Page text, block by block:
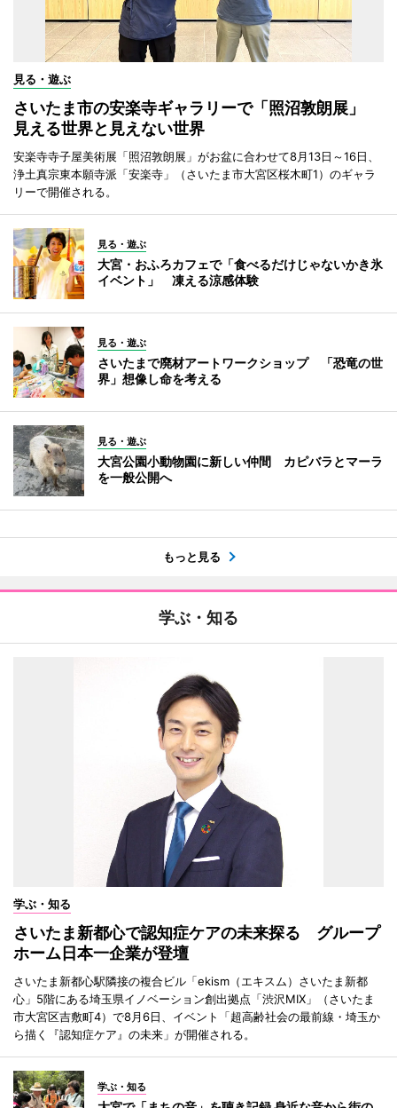
見る・遊ぶ
さいたま市の安楽寺ギャラリーで「照沼敦朗展」
見える世界と見えない世界
安楽寺寺子屋美術展「照沼敦朗展」がお盆に合わせて8月13日～16日、
浄土真宗東本願寺派「安楽寺」（さいたま市大宮区桜木町1）のギャラ
リーで開催される。
見る・遊ぶ
大宮・おふろカフェで「食べるだけじゃないかき氷
イベント」 凍える涼感体験
見る・遊ぶ
さいたまで廃材アートワークショップ 「恐竜の世
界」想像し命を考える
見る・遊ぶ
大宮公園小動物園に新しい仲間 カピバラとマーラ
を一般公開へ
もっと見る
学ぶ・知る
学ぶ・知る
さいたま新都心で認知症ケアの未来探る グループ
ホーム日本一企業が登壇
さいたま新都心駅隣接の複合ビル「ekism（エキスム）さいたま新都
心」5階にある埼玉県イノベーション創出拠点「渋沢MIX」（さいたま
市大宮区吉敷町4）で8月6日、イベント「超高齢社会の最前線・埼玉か
ら描く『認知症ケア』の未来」が開催される。
学ぶ・知る